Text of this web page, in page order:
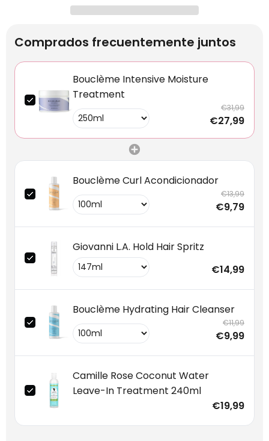
Comprados frecuentemente juntos
Bouclème Intensive Moisture
Treatment
€31,99
€27,99
Bouclème Curl Acondicionador
€13,99
€9,79
Giovanni L.A. Hold Hair Spritz
€14,99
Bouclème Hydrating Hair Cleanser
€11,99
€9,99
Camille Rose Coconut Water
Leave-In Treatment 240ml
€19,99